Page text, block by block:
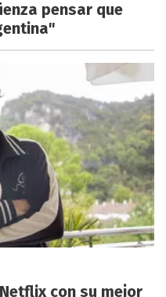
pensar que
con su mejor